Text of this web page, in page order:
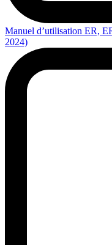
Manuel d’utilisation ER,
2024)